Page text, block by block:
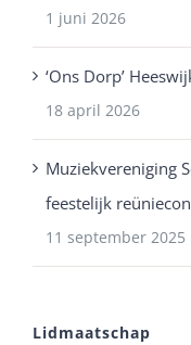
1 juni 2026
‘Ons Dorp’
18 april 2026
Muziekvereniging
feestelijk
11 september 2025
Lidmaatschap